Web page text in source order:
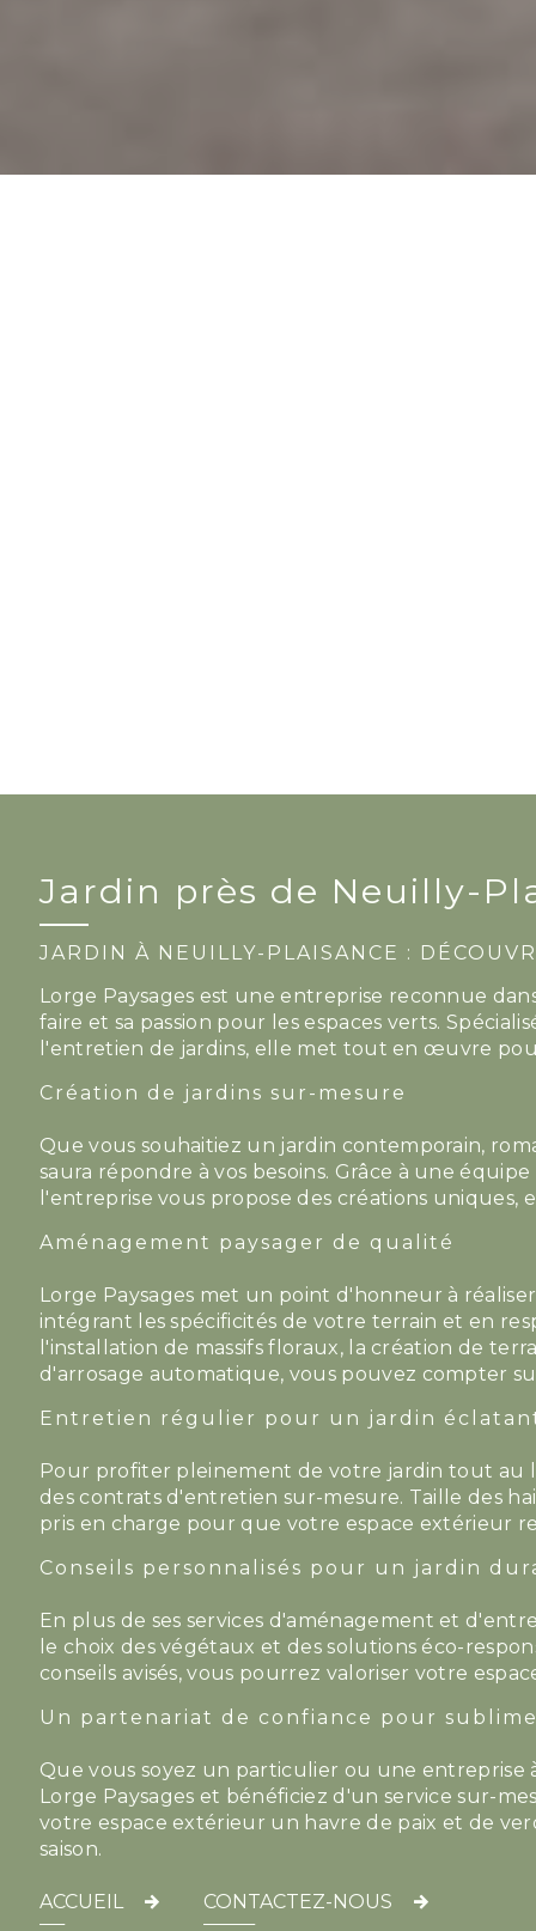
Jardin près de Neuilly-
JARDIN À NEUILLY-PLAISANCE :
Lorge Paysages est une entreprise reconnue
faire et sa passion pour les espaces verts.
l'entretien de jardins, elle met tout en œuvre
Création de jardins sur-mesure
Que vous souhaitiez un jardin contemporain,
saura répondre à vos besoins. Grâce à une
l'entreprise vous propose des créations uniques,
Aménagement paysager de qualité
Lorge Paysages met un point d'honneur à
intégrant les spécificités de votre terrain et en
l'installation de massifs floraux, la création de
d'arrosage automatique, vous pouvez compter
Entretien régulier pour un jardin
Pour profiter pleinement de votre jardin tout au
des contrats d'entretien sur-mesure. Taille des
pris en charge pour que votre espace extérieur
Conseils personnalisés pour un jardin
En plus de ses services d'aménagement et
le choix des végétaux et des solutions éco-
conseils avisés, vous pourrez valoriser votre
Un partenariat de confiance pour
Que vous soyez un particulier ou une entreprise
Lorge Paysages et bénéficiez d'un service sur-
votre espace extérieur un havre de paix et de
saison.
ACCUEIL CONTACTEZ-NOUS